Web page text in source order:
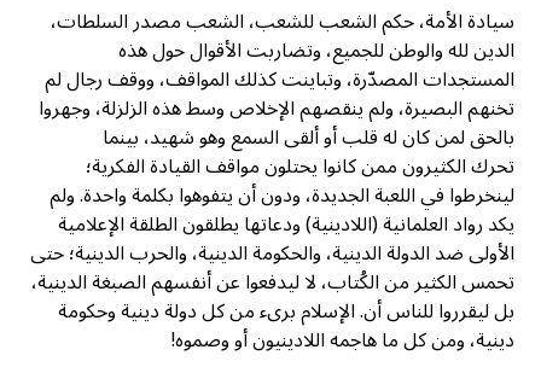
سيادة الأمة، حكم الشعب للشعب، الشعب مصدر السلطات،
الدين لله والوطن للجميع، وتضاربت الأقوال حول هذه
المستجدات المصدّرة، وتباينت كذلك المواقف، ووقف رجال لم
تخنهم البصيرة، ولم ينقصهم الإخلاص وسط هذه الزلزلة، وجهروا
بالحق لمن كان له قلب أو ألقى السمع وهو شهيد، بينما
تحرك الكثيرون ممن كانوا يحتلون مواقف القيادة الفكرية؛
لينخرطوا في اللعبة الجديدة، ودون أن يتفوهوا بكلمة واحدة. ولم
يكد رواد العلمانية (اللادينية) ودعاتها يطلقون الطلقة الإعلامية
الأولى ضد الدولة الدينية، والحكومة الدينية، والحرب الدينية؛ حتى
تحمس الكثير من الكُتاب، لا ليدفعوا عن أنفسهم الصبغة الدينية،
بل ليقرروا للناس أن. الإسلام برىء من كل دولة دينية وحكومة
دينية، ومن كل ما هاجمه اللادينيون أو وصموه!